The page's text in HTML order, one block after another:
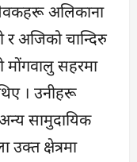
अलिकाना
र अजिको चान्दिरु
मोंगवालु सहरमा
। उनीहरू
सामुदायिक
उक्त क्षेत्रमा